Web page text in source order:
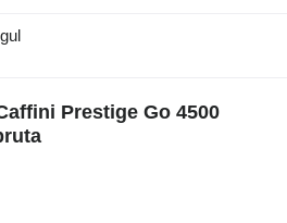
gul
Prestige Go 4500